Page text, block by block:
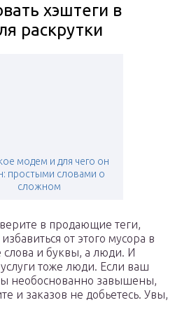
хэштеги в
раскрутки
модем и для чего он
простыми словами о
сложном
в продающие теги,
от этого мусора в
слова и буквы, а люди. И
тоже люди. Если ваш
необоснованно завышены,
и заказов не добьетесь. Увы,